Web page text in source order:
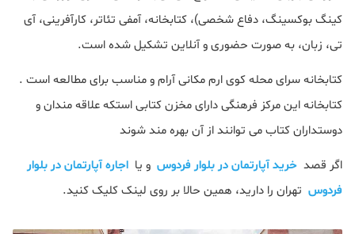
کینگ بوکسینگ، دفاع شخصی)، کتابخانه، آمفی تئاتر، کارآفرینی، آی
تی، زبان، به صورت حضوری و آنلاین تشکیل شده است.
کتابخانه سرای محله کوی ارم مکانی آرام و مناسب برای مطالعه است .
کتابخانه این مرکز فرهنگی دارای مخزن کتابی استکه علاقه مندان و
دوستداران کتاب می توانند از آن بهره مند شوند
اگر قصد خرید آپارتمان در بلوار فردوس و یا اجاره آپارتمان در بلوار
فردوس تهران را دارید، همین حالا بر روی لینک کلیک کنید.